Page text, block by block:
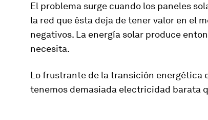
El problema surge cuando los paneles
la red que ésta deja de tener valor en el
negativos. La energía solar produce
necesita.
Lo frustrante de la transición energética
tenemos demasiada electricidad barata